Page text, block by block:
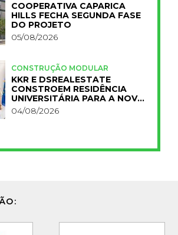
COOPERATIVA CAPARICA
HILLS FECHA SEGUNDA FASE
DO PROJETO
05/08/2026
CONSTRUÇÃO MODULAR
KKR E DSREALESTATE
CONSTROEM RESIDÊNCIA
UNIVERSITÁRIA PARA A NOVA
FCT
04/08/2026